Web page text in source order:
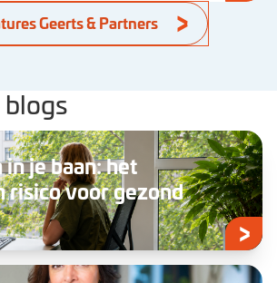
Geerts & Partners
je baan: het
risico voor gezond